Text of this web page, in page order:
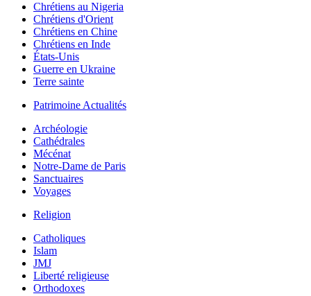
Chrétiens au Nigeria
Chrétiens d'Orient
Chrétiens en Chine
Chrétiens en Inde
États-Unis
Guerre en Ukraine
Terre sainte
Patrimoine Actualités
Archéologie
Cathédrales
Mécénat
Notre-Dame de Paris
Sanctuaires
Voyages
Religion
Catholiques
Islam
JMJ
Liberté religieuse
Orthodoxes